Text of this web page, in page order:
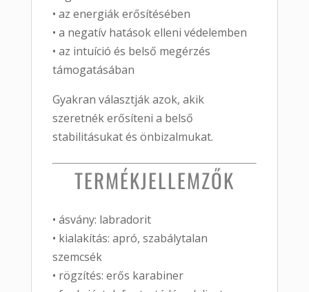
• az energiák erősítésében
• a negatív hatások elleni védelemben
• az intuíció és belső megérzés
támogatásában
Gyakran választják azok, akik
szeretnék erősíteni a belső
stabilitásukat és önbizalmukat.
TERMÉKJELLEMZŐK
• ásvány: labradorit
• kialakítás: apró, szabálytalan
szemcsék
• rögzítés: erős karabiner